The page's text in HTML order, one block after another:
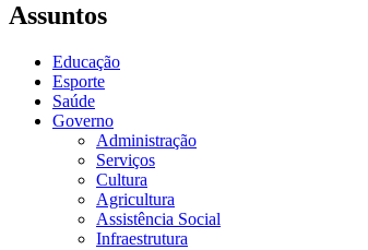
Assuntos
Educação
Esporte
Saúde
Governo
Administração
Serviços
Cultura
Agricultura
Assistência Social
Infraestrutura